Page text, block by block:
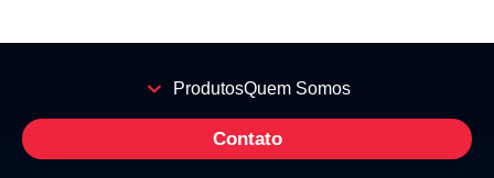
ProdutosQuem Somos
Contato